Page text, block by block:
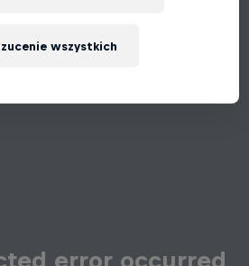
error occurred
wszystkich